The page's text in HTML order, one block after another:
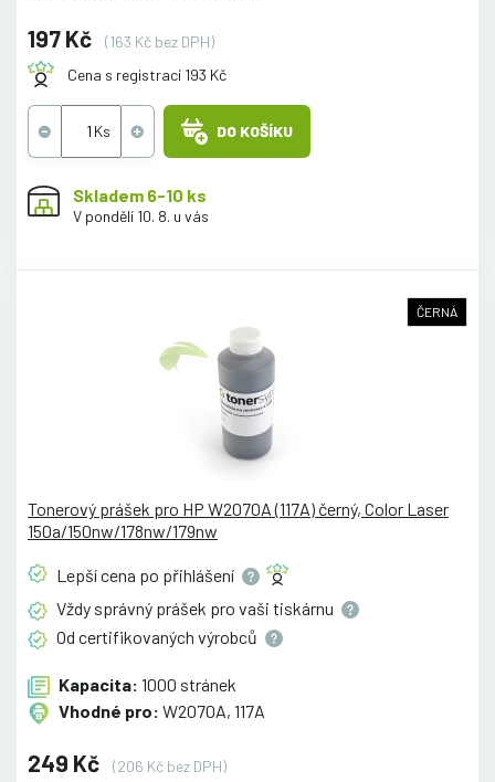
197 Kč
(163 Kč bez DPH)
Cena s registrací 193 Kč
DO KOŠÍKU
Skladem 6-10 ks
V pondělí 10. 8. u vás
ČERNÁ
Tonerový prášek pro HP W2070A (117A) černý, Color Laser
150a/150nw/178nw/179nw
Lepší cena po přihlášení
Vždy správný prášek pro vaši tiskárnu
Od certifikovaných výrobců
Kapacita: 1000 stránek
Vhodné pro: W2070A, 117A
249 Kč
(206 Kč bez DPH)